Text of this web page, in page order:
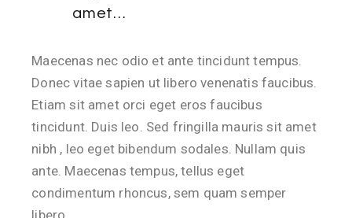
amet…
Maecenas nec odio et ante tincidunt tempus.
Donec vitae sapien ut libero venenatis faucibus.
Etiam sit amet orci eget eros faucibus
tincidunt. Duis leo. Sed fringilla mauris sit amet
nibh , leo eget bibendum sodales. Nullam quis
ante. Maecenas tempus, tellus eget
condimentum rhoncus, sem quam semper